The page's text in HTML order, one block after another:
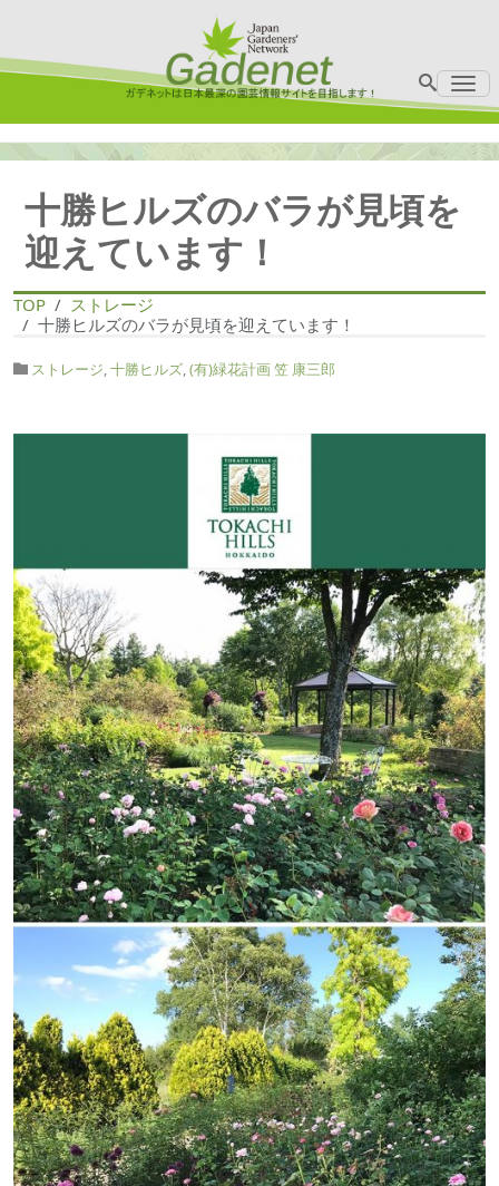
十勝ヒルズのバラが見頃を
迎えています！
TOP
ストレージ
十勝ヒルズのバラが見頃を迎えています！
ストレージ,十勝ヒルズ,(有)緑花計画 笠 康三郎